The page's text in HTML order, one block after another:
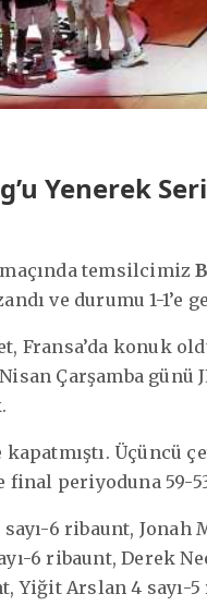
Yenerek
temsilcimiz
ve durumu 1-1’e
konuk
Çarşamba
Üçüncü
periyoduna 59-
6 ribaunt, Jonah
6 ribaunt, Derek
Yiğit Arslan 4 sayı-